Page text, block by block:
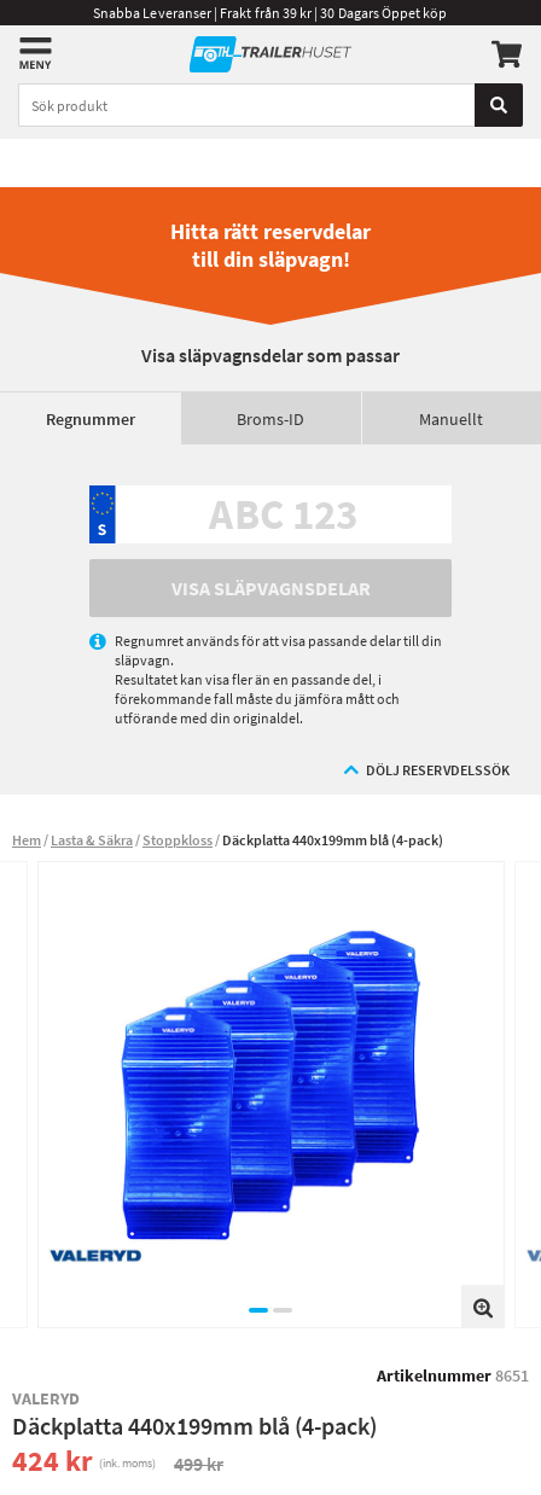
Snabba Leveranser | Frakt från 39 kr | 30 Dagars Öppet köp
Hitta rätt reservdelar
till din släpvagn!
Visa släpvagnsdelar som passar
Regnummer Broms-ID Manuellt
VISA SLÄPVAGNSDELAR
Regnumret används för att visa passande delar till din
släpvagn.
Resultatet kan visa fler än en passande del, i
förekommande fall måste du jämföra mått och
utförande med din originaldel.
DÖLJ RESERVDELSSÖK
Hem Lasta & Säkra Stoppkloss Däckplatta 440x199mm blå (4-pack)
Artikelnummer8651
VALERYD
Däckplatta 440x199mm blå (4-pack)
424 kr (ink. moms) 499 kr